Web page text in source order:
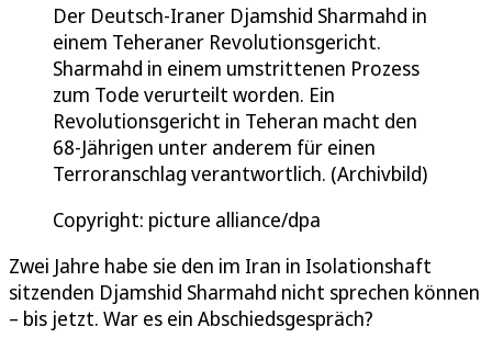
Der Deutsch-Iraner Djamshid Sharmahd in
einem Teheraner Revolutionsgericht.
Sharmahd in einem umstrittenen Prozess
zum Tode verurteilt worden. Ein
Revolutionsgericht in Teheran macht den
68-Jährigen unter anderem für einen
Terroranschlag verantwortlich. (Archivbild)
Copyright: picture alliance/dpa
Zwei Jahre habe sie den im Iran in Isolationshaft
sitzenden Djamshid Sharmahd nicht sprechen können
– bis jetzt. War es ein Abschiedsgespräch?